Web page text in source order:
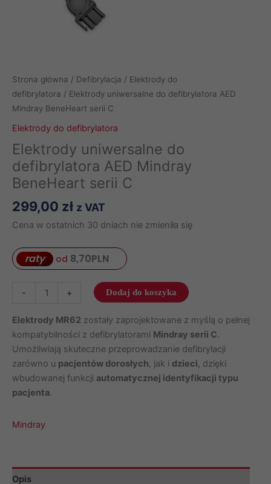
Strona główna / Defibrylacja / Elektrody do
defibrylatora / Elektrody uniwersalne do defibrylatora AED
Mindray BeneHeart serii C
Elektrody do defibrylatora
Elektrody uniwersalne do
defibrylatora AED Mindray
BeneHeart serii C
299,00 zł z VAT
Cena w ostatnich 30 dniach nie zmieniła się
raty od 8,70PLN
-
uniwersalne
do
defibrylatora
AED
Mindray
BeneHeart
C
+ Dodaj do koszyka
Elektrody MR62 zostały zaprojektowane z myślą o pełnej
kompatybilności z defibrylatorami Mindray serii C.
Umożliwiają skuteczne przeprowadzanie defibrylacji
zarówno u pacjentów dorosłych, jak i dzieci, dzięki
wbudowanej funkcji automatycznej identyfikacji typu
pacjenta.
Mindray
Opis